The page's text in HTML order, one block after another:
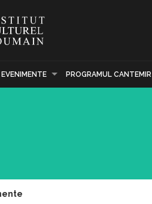
EVENIMENTE PROGRAMUL CANTEMIR